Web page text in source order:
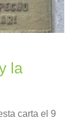
la
carta el 9